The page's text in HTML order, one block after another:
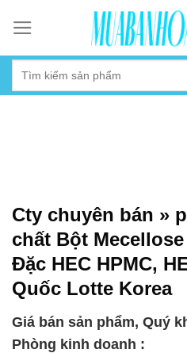
content
Cty chuyên bán »
chất Bột
Đặc HEC HPMC,
Quốc Lotte Korea
Giá bán sản phẩm, Quý
Phòng kinh doanh :